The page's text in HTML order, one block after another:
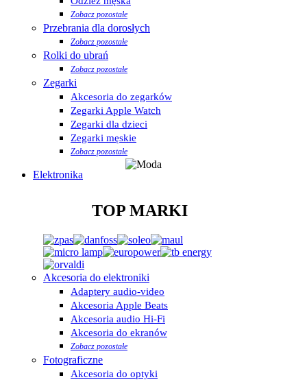
Zobacz pozostałe
Przebrania dla dorosłych
Zobacz pozostałe
Rolki do ubrań
Zobacz pozostałe
Zegarki
Akcesoria do zegarków
Zegarki Apple Watch
Zegarki dla dzieci
Zegarki męskie
Zobacz pozostałe
Elektronika
TOP MARKI
Akcesoria do elektroniki
Adaptery audio-video
Akcesoria Apple Beats
Akcesoria audio Hi-Fi
Akcesoria do ekranów
Zobacz pozostałe
Fotograficzne
Akcesoria do optyki